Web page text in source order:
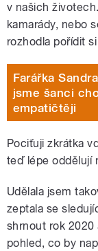
v našich
kamarády, nebo
rozhodla pořídit
Farářka
jsme šanci
empatičtěji
Pociťuji zkrátka
teď lépe oddělují
Udělala jsem
zeptala se
shrnout rok
pohled, co by